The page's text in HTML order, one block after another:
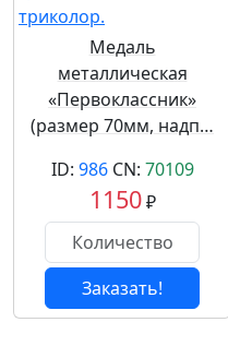
Медаль
металлическая
«Первоклассник»
(размер 70мм, надп…
ID: 986CN: 70109
1150₽
Заказать!